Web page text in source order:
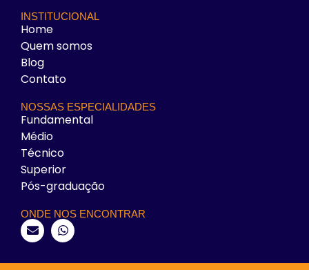
INSTITUCIONAL
Home
Quem somos
Blog
Contato
NOSSAS ESPECIALIDADES
Fundamental
Médio
Técnico
Superior
Pós-graduação
ONDE NOS ENCONTRAR